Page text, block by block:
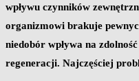
wpływu czynników
organizmowi brakuje
niedobór wpływa na
regeneracji. Najczęściej